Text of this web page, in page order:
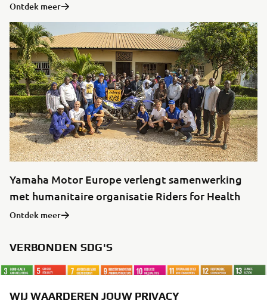
Ontdek meer
Yamaha Motor Europe verlengt samenwerking
met humanitaire organisatie Riders for Health
Ontdek meer
VERBONDEN SDG'S
WIJ WAARDEREN JOUW PRIVACY